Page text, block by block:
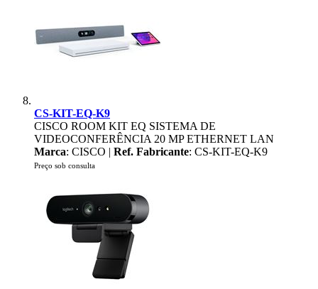
CS-KIT-EQ-K9
CISCO ROOM KIT EQ SISTEMA DE
VIDEOCONFERÊNCIA 20 MP ETHERNET LAN
Marca: CISCO | Ref. Fabricante: CS-KIT-EQ-K9
Preço sob consulta